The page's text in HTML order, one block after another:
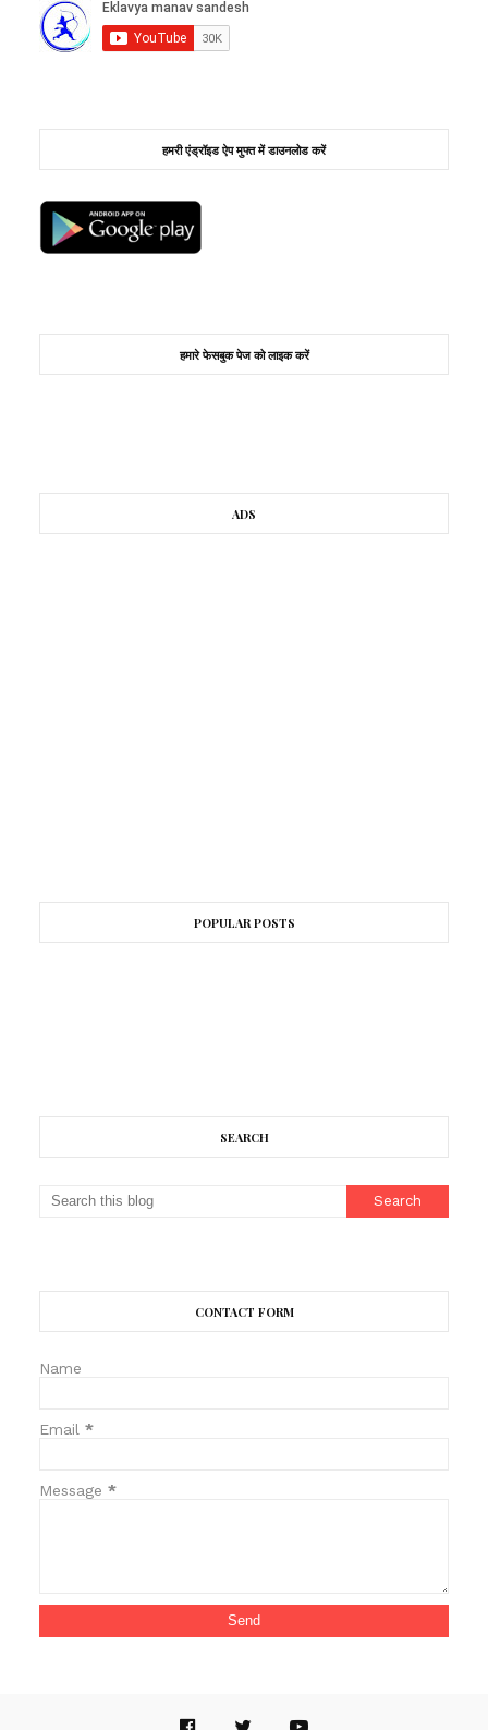
हमरी एंड्रॉइड ऐप मुफ्त में डाउनलोड करें
हमारे फेसबुक पेज को लाइक करें
ADS
POPULAR POSTS
SEARCH
CONTACT FORM
Name
Email *
Message *